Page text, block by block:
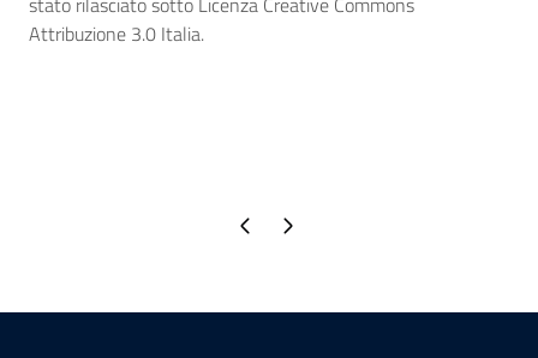
Attribuzione 3.0 Italia.
Pagina precedente
Pagina successiva